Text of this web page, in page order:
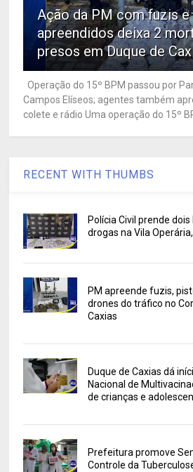
Ação da PM com fuzis
apreendidos deixa 2
presos em Duque de
Operação do 15º BPM passou por
Campos Elíseos; agentes também
colete e rádio Uma operação do 15º
RECENT WITH THUMBS
Polícia Civil prende
drogas na Vila
PM apreende fuzis,
drones do tráfico no
Caxias
Duque de Caxias dá
Nacional de
de crianças e
Prefeitura promove
Controle da